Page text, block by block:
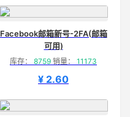
Facebook邮箱新号-2FA(邮箱
可用)
库存： 8759 销量： 11173
¥ 2.60